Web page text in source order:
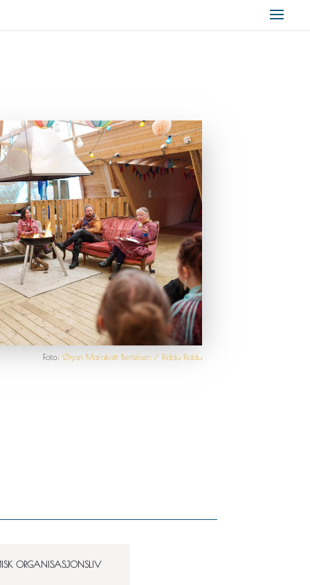
Foto:Ørjan Marakatt Bertelsen / Riddu Riddu
ORGANISASJONSLIV